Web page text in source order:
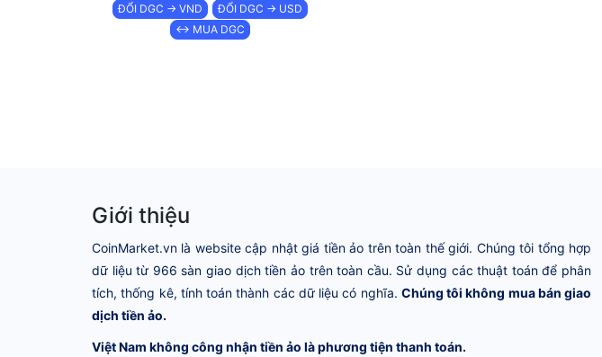
ĐỔI DGC → VND
ĐỔI DGC → USD
↔ MUA DGC
Giới thiệu
CoinMarket.vn là website cập nhật giá tiền ảo trên toàn thế giới. Chúng tôi tổng hợp
dữ liệu từ 966 sàn giao dịch tiền ảo trên toàn cầu. Sử dụng các thuật toán để phân
tích, thống kê, tính toán thành các dữ liệu có nghĩa. Chúng tôi không mua bán giao
dịch tiền ảo.
Việt Nam không công nhận tiền ảo là phương tiện thanh toán.